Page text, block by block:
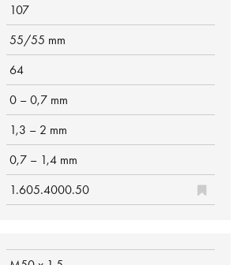
107
55/55 mm
64
0 – 0,7 mm
1,3 – 2 mm
0,7 – 1,4 mm
1.605.4000.50